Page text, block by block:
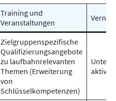
Training und
Veranstaltungen
Zielgruppenspezifische
Qualifizierungsangebote
zu laufbahnrelevanten
Themen (Erweiterung
von
Schlüsselkompetenzen)